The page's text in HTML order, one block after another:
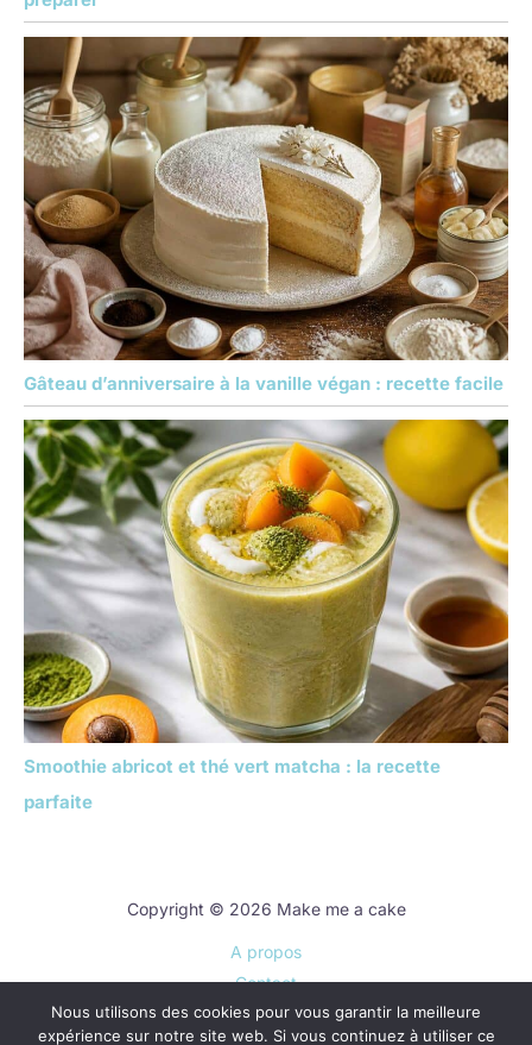
Gâteau d’anniversaire à la vanille végan : recette facile
Smoothie abricot et thé vert matcha : la recette
parfaite
Copyright © 2026 Make me a cake
A propos
Contact
Plan du site
Nous utilisons des cookies pour vous garantir la meilleure
expérience sur notre site web. Si vous continuez à utiliser ce